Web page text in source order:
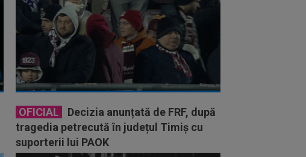
OFICIAL
Decizia anunțată de FRF, după
tragedia petrecută în județul Timiș cu
suporterii lui PAOK